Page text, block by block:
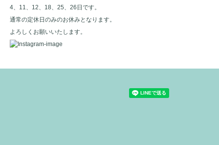
4、11、12、18、25、26日です。
通常の定休日のみのお休みとなります。
よろしくお願いいたします。